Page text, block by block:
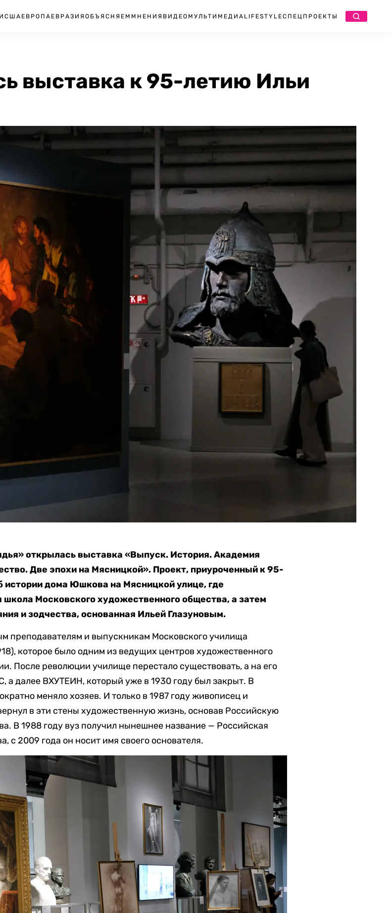
США ЕВРОПА ЕВРАЗИЯ ОБЪЯСНЯЕМ МНЕНИЯ ВИДЕО МУЛЬТИМЕДИА LIFESTYLEСПЕЦПРОЕКТЫ
выставка к 95-летию Ильи
открылась выставка «Выпуск. История. Академия
Две эпохи на Мясницкой». Проект, приуроченный к 95-
истории дома Юшкова на Мясницкой улице, где
школа Московского художественного общества, а затем
и зодчества, основанная Ильей Глазуновым.
преподавателям и выпускникам Московского училища
которое было одним из ведущих центров художественного
После революции училище перестало существовать, а на его
а далее ВХУТЕИН, который уже в 1930 году был закрыт. В
меняло хозяев. И только в 1987 году живописец и
в эти стены художественную жизнь, основав Российскую
В 1988 году вуз получил нынешнее название — Российская
с 2009 года он носит имя своего основателя.